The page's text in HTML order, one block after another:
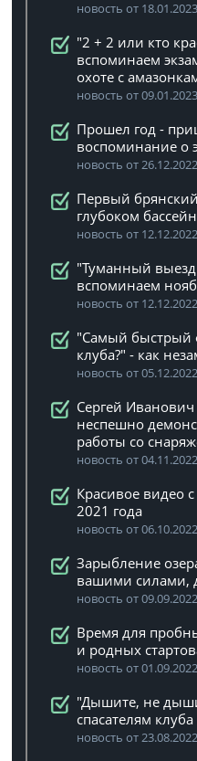
новость от 18.01.2023
"2 + 2 или кто
вспоминаем
охоте с
новость от 09.01.2023
Прошел год -
воспоминание о
новость от 26.12.2022
Первый
глубоком
новость от 12.12.2022
"Туманный выезд
вспоминаем
новость от 12.12.2022
"Самый быстрый
клуба?" - как
новость от 05.12.2022
Сергей
неспешно
работы со
новость от 04.11.2022
Красивое видео
2021 года
новость от 06.10.2022
Зарыбление
вашими силами,
новость от 09.09.2022
Время для
и родных
новость от 01.09.2022
"Дышите, не
спасателям
новость от 23.08.2022